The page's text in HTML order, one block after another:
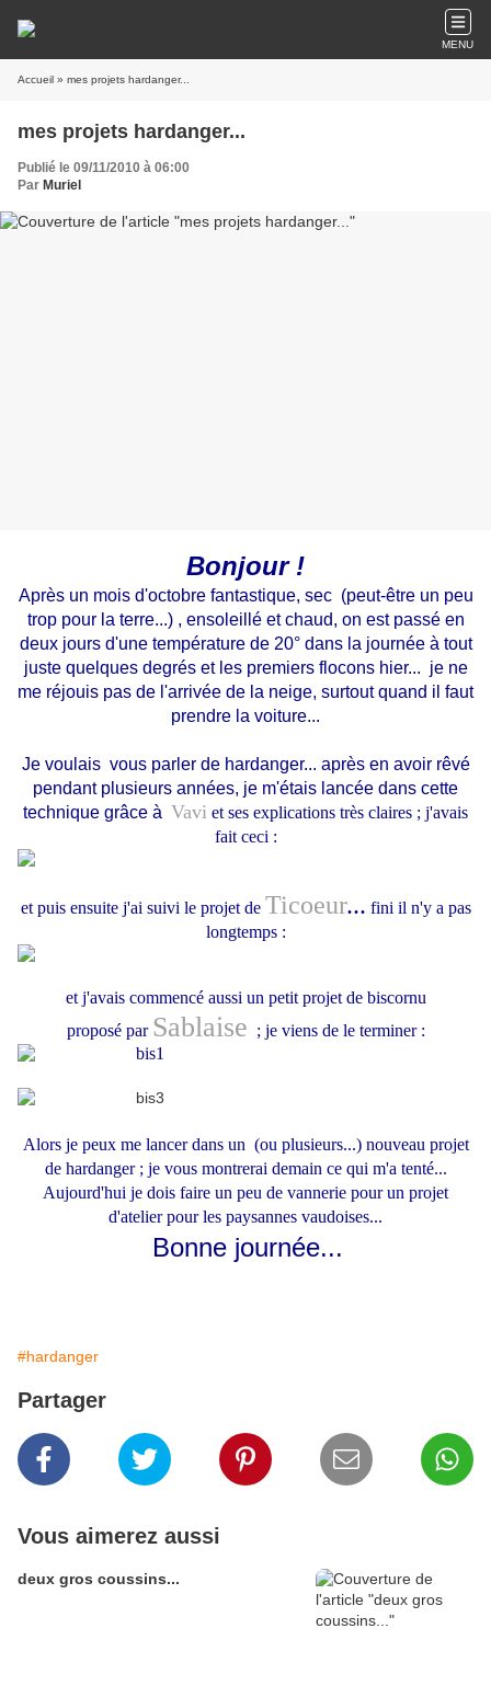
MENU
Accueil » mes projets hardanger...
mes projets hardanger...
Publié le 09/11/2010 à 06:00
Par Muriel
Bonjour !
Après un mois d'octobre fantastique, sec (peut-être un peu
trop pour la terre...) , ensoleillé et chaud, on est passé en
deux jours d'une température de 20° dans la journée à tout
juste quelques degrés et les premiers flocons hier... je ne
me réjouis pas de l'arrivée de la neige, surtout quand il faut
prendre la voiture...
Je voulais vous parler de hardanger... après en avoir rêvé
pendant plusieurs années, je m'étais lancée dans cette
technique grâce à Vavi et ses explications très claires ; j'avais
fait ceci :
et puis ensuite j'ai suivi le projet de Ticoeur... fini il n'y a pas
longtemps :
et j'avais commencé aussi un petit projet de biscornu
proposé par Sablaise ; je viens de le terminer :
Alors je peux me lancer dans un (ou plusieurs...) nouveau projet
de hardanger ; je vous montrerai demain ce qui m'a tenté...
Aujourd'hui je dois faire un peu de vannerie pour un projet
d'atelier pour les paysannes vaudoises...
Bonne journée...
#hardanger
Partager
Vous aimerez aussi
deux gros coussins...